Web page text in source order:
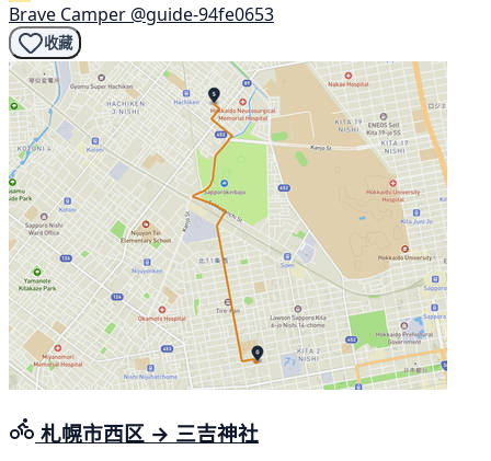
Brave Camper @guide-94fe0653
收藏
札幌市西区 → 三吉神社